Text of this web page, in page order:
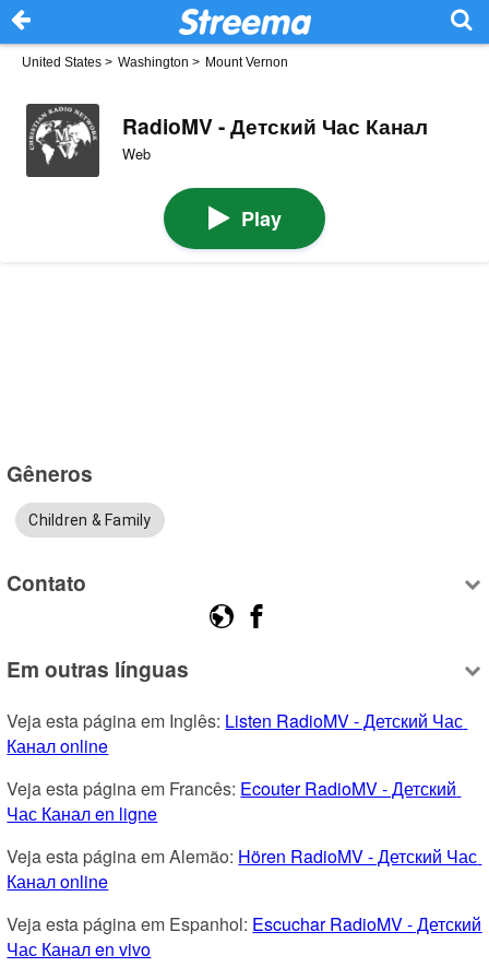
United States > Washington > Mount Vernon
RadioMV - Детский Час Канал
Web
Play
Gêneros
Children & Family
Contato
Em outras línguas
Veja esta página em Inglês: Listen RadioMV - Детский Час
Канал online
Veja esta página em Francês: Ecouter RadioMV - Детский
Час Канал en ligne
Veja esta página em Alemão: Hören RadioMV - Детский Час
Канал online
Veja esta página em Espanhol: Escuchar RadioMV - Детский
Час Канал en vivo